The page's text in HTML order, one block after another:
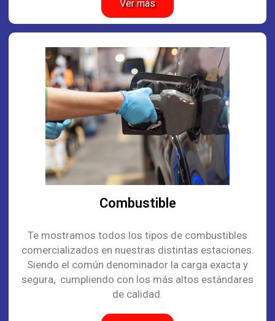
Ver más
Combustible
Te mostramos todos los tipos de combustibles
comercializados en nuestras distintas estaciones.
Siendo el común denominador la carga exacta y
segura, cumpliendo con los más altos estándares
de calidad.